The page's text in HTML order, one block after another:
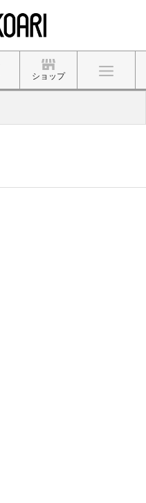
ショップ